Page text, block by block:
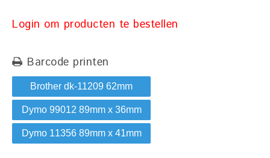
Login om producten te bestellen
Barcode printen
Brother dk-11209 62mm
Dymo 99012 89mm x 36mm
Dymo 11356 89mm x 41mm